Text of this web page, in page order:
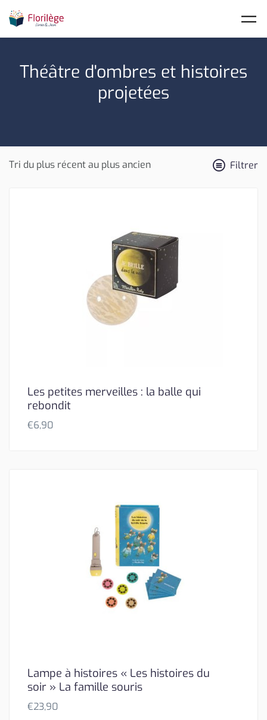
Théâtre d'ombres et histoires
projetées
Filtrer
Les petites merveilles : la balle qui
rebondit
€6,90
Lampe à histoires « Les histoires du
soir » La famille souris
€23,90